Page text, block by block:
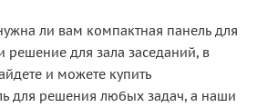
ли вам компактная панель для
решение для зала заседаний, в
и можете купить
для решения любых задач, а наши